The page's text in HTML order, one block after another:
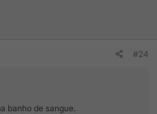
#24
banho de sangue.